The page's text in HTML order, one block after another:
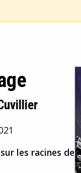
les racines de